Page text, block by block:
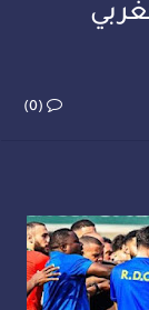
(0)